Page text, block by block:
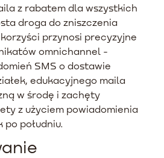
z rabatem dla wszystkich
droga do zniszczenia
przynosi precyzyjne
omnichannel -
SMS o dostawie
edukacyjnego maila
w środę i zachęty
z użyciem powiadomienia
południu.